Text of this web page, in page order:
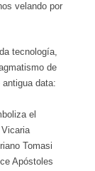
velando por
tecnología,
de
data:
el
Tomasi
Apóstoles